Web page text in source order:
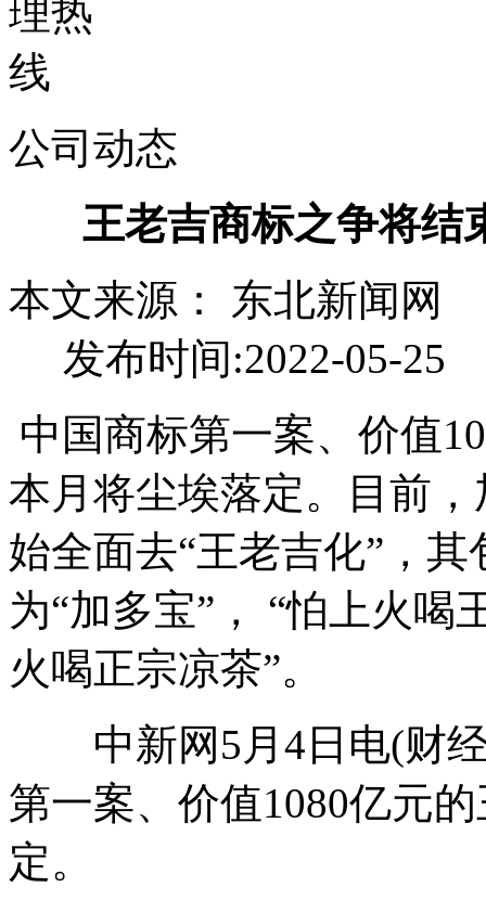
公司动态
王老吉商标之争将结
本文来源： 东北新闻网
发布时间:2022-05-25
中国商标第一案、价值
本月将尘埃落定。目前
始全面去“王老吉化”，
为“加多宝”， “怕上火喝
火喝正宗凉茶”。
中新网5月4日电(财经
第一案、价值1080亿元
定。